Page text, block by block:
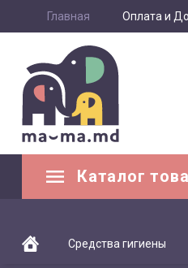
Главная Оплата и
Каталог
Средства гигиены